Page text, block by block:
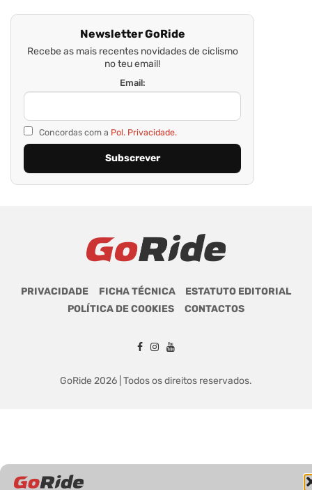
Newsletter GoRide
Recebe as mais recentes novidades de ciclismo
no teu email!
Email:
Concordas com a Pol. Privacidade.
PRIVACIDADE FICHA TÉCNICA
ESTATUTO EDITORIAL
POLÍTICA DE COOKIES
CONTACTOS
GoRide 2026 | Todos os direitos reservados.